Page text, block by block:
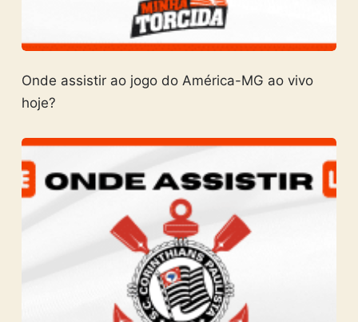
Onde assistir ao jogo do América-MG ao vivo
hoje?